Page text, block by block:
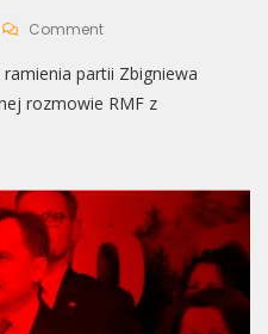
CommentOn
Skompromitowany
W
Pan
Mnie
Mówi?”
partii Zbigniewa
rozmowie RMF z